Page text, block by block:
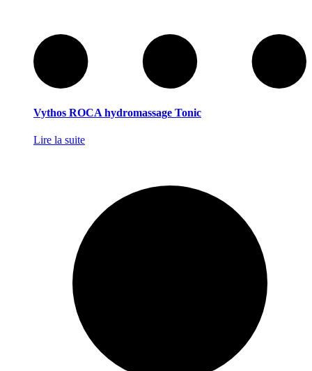
Vythos ROCA hydromassage Tonic
Lire la suite